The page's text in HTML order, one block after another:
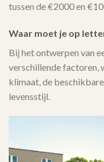
tussen de €2000 en
Waar moet je op
Bij het ontwerpen van
verschillende factoren,
klimaat, de
levensstijl.